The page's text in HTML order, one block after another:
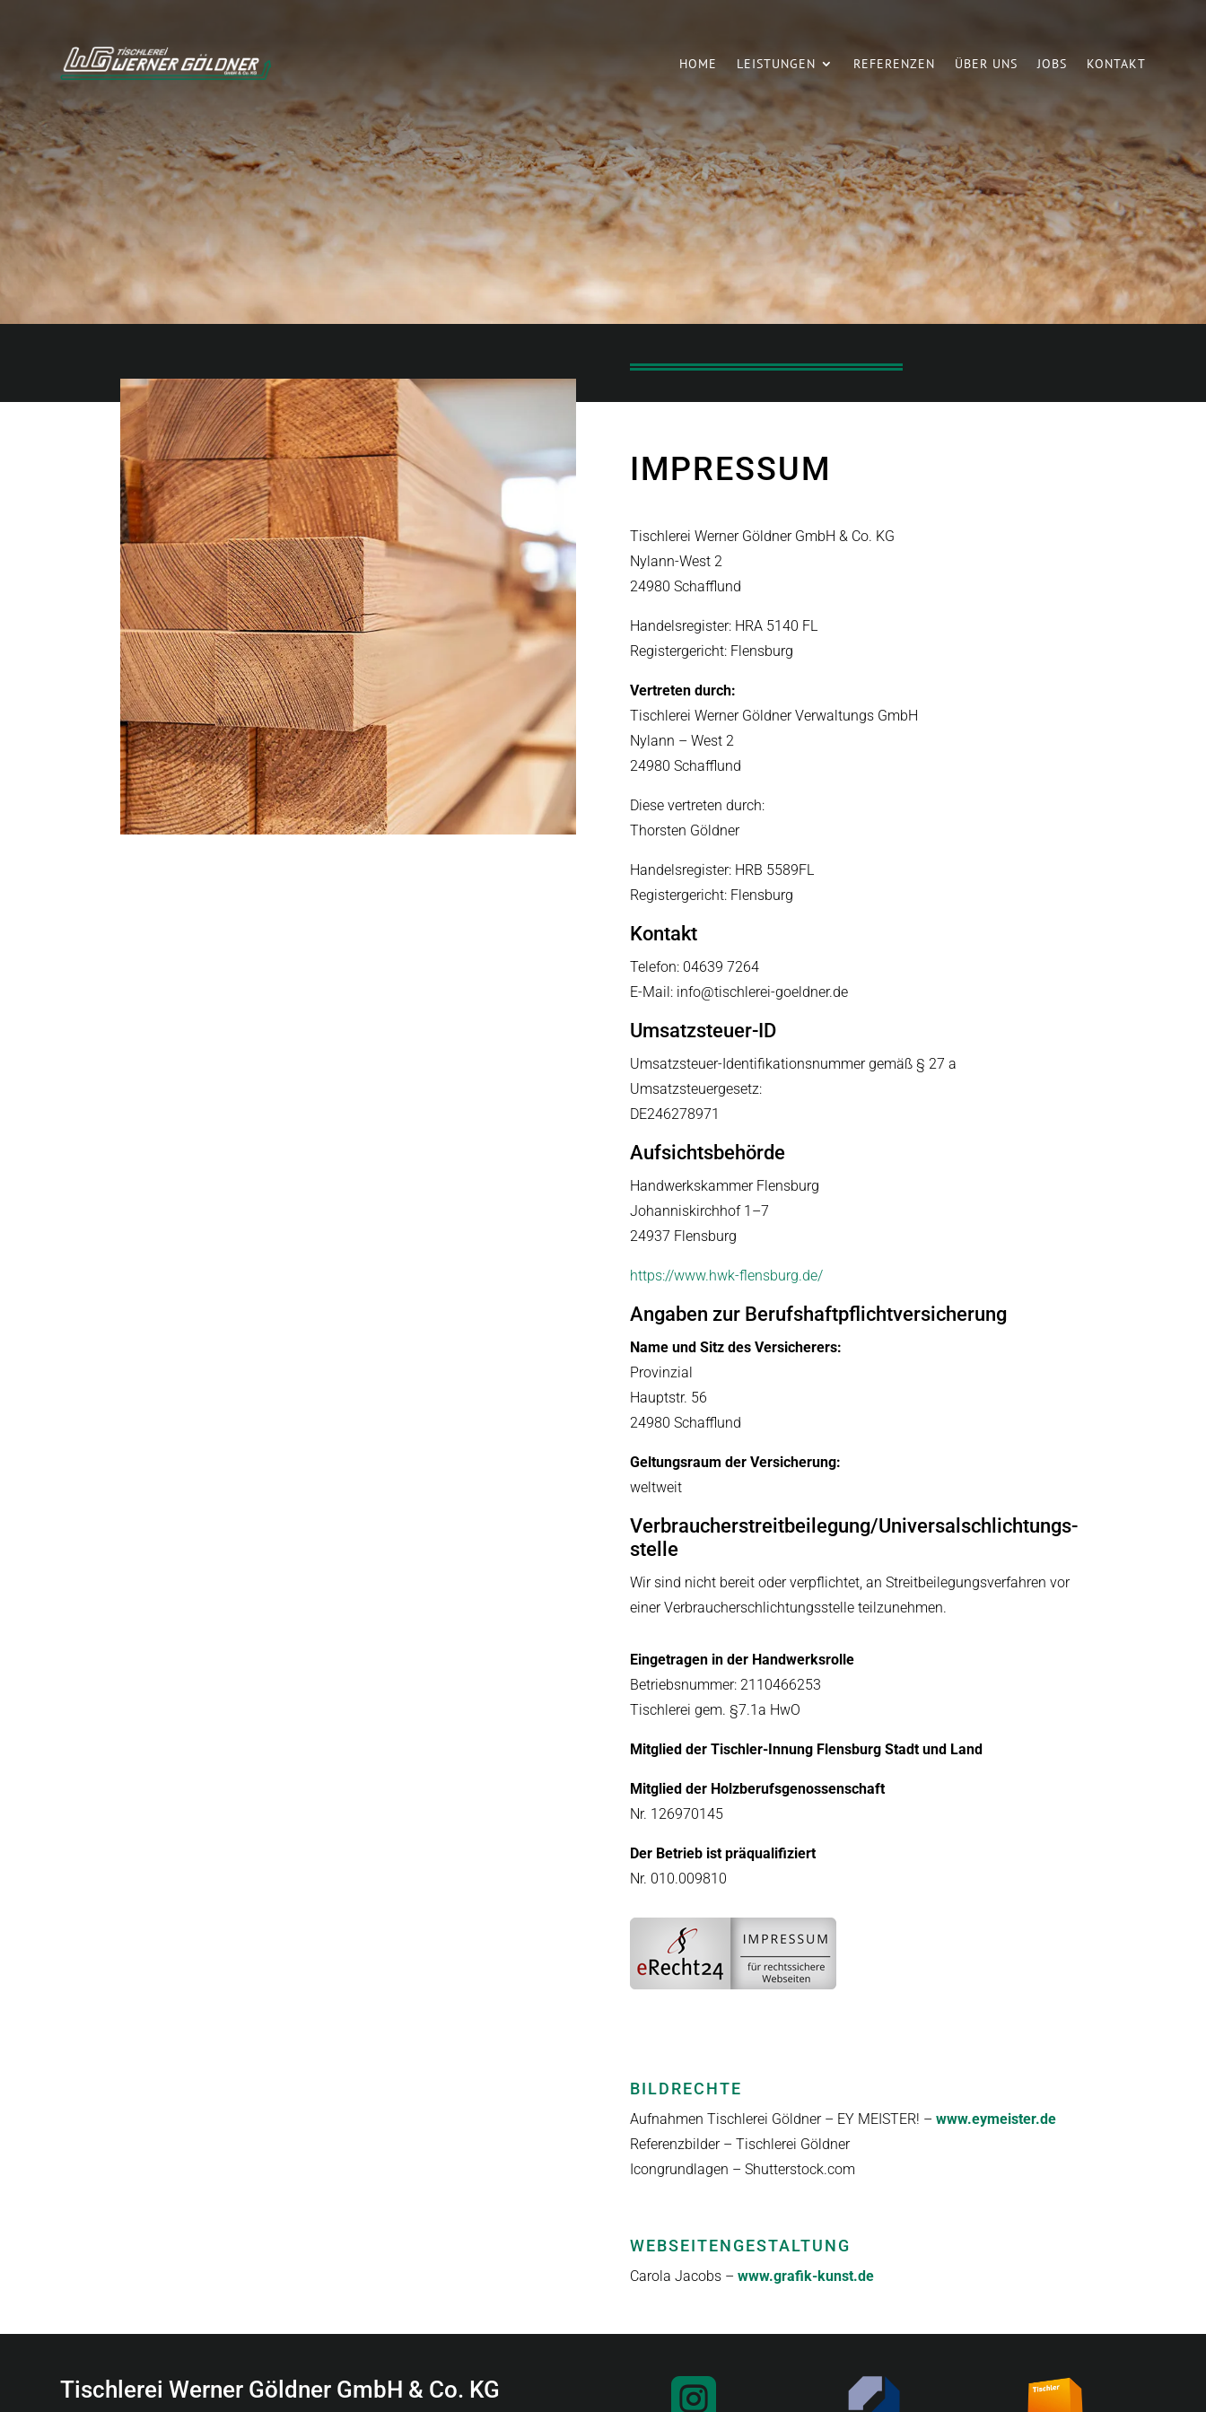
HOME LEISTUNGEN REFERENZEN ÜBER UNS JOBS KONTAKT
IMPRESSUM
Tischlerei Werner Göldner GmbH & Co. KG
Nylann-West 2
24980 Schafflund
Handelsregister: HRA 5140 FL
Registergericht: Flensburg
Vertreten durch:
Tischlerei Werner Göldner Verwaltungs GmbH
Nylann – West 2
24980 Schafflund
Diese vertreten durch:
Thorsten Göldner
Handelsregister: HRB 5589FL
Registergericht: Flensburg
Kontakt
Telefon: 04639 7264
E-Mail: info@tischlerei-goeldner.de
Umsatzsteuer-ID
Umsatzsteuer-Identifikationsnummer gemäß § 27 a
Umsatzsteuergesetz:
DE246278971
Aufsichtsbehörde
Handwerkskammer Flensburg
Johanniskirchhof 1–7
24937 Flensburg
https://www.hwk-flensburg.de/
Angaben zur Berufs­haftpflicht­versicherung
Name und Sitz des Versicherers:
Provinzial
Hauptstr. 56
24980 Schafflund
Geltungsraum der Versicherung:
weltweit
Verbraucher­streit­beilegung/Universal­schlichtungs­
stelle
Wir sind nicht bereit oder verpflichtet, an Streitbeilegungsverfahren vor
einer Verbraucherschlichtungsstelle teilzunehmen.
Eingetragen in der Handwerksrolle
Betriebsnummer: 2110466253
Tischlerei gem. §7.1a HwO
Mitglied der Tischler-Innung Flensburg Stadt und Land
Mitglied der Holzberufsgenossenschaft
Nr. 126970145
Der Betrieb ist präqualifiziert
Nr. 010.009810
BILDRECHTE
Aufnahmen Tischlerei Göldner – EY MEISTER! – www.eymeister.de
Referenzbilder – Tischlerei Göldner
Icongrundlagen – Shutterstock.com
WEBSEITENGESTALTUNG
Carola Jacobs – www.grafik-kunst.de
Tischlerei Werner Göldner GmbH & Co. KG 